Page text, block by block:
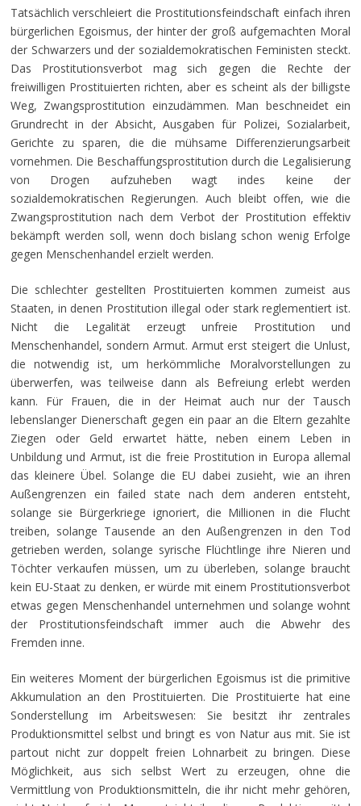
Tatsächlich verschleiert die Prostitutionsfeindschaft einfach ihren
bürgerlichen Egoismus, der hinter der groß aufgemachten Moral
der Schwarzers und der sozialdemokratischen Feministen steckt.
Das Prostitutionsverbot mag sich gegen die Rechte der
freiwilligen Prostituierten richten, aber es scheint als der billigste
Weg, Zwangsprostitution einzudämmen. Man beschneidet ein
Grundrecht in der Absicht, Ausgaben für Polizei, Sozialarbeit,
Gerichte zu sparen, die die mühsame Differenzierungsarbeit
vornehmen. Die Beschaffungsprostitution durch die Legalisierung
von Drogen aufzuheben wagt indes keine der
sozialdemokratischen Regierungen. Auch bleibt offen, wie die
Zwangsprostitution nach dem Verbot der Prostitution effektiv
bekämpft werden soll, wenn doch bislang schon wenig Erfolge
gegen Menschenhandel erzielt werden.
Die schlechter gestellten Prostituierten kommen zumeist aus
Staaten, in denen Prostitution illegal oder stark reglementiert ist.
Nicht die Legalität erzeugt unfreie Prostitution und
Menschenhandel, sondern Armut. Armut erst steigert die Unlust,
die notwendig ist, um herkömmliche Moralvorstellungen zu
überwerfen, was teilweise dann als Befreiung erlebt werden
kann. Für Frauen, die in der Heimat auch nur der Tausch
lebenslanger Dienerschaft gegen ein paar an die Eltern gezahlte
Ziegen oder Geld erwartet hätte, neben einem Leben in
Unbildung und Armut, ist die freie Prostitution in Europa allemal
das kleinere Übel. Solange die EU dabei zusieht, wie an ihren
Außengrenzen ein failed state nach dem anderen entsteht,
solange sie Bürgerkriege ignoriert, die Millionen in die Flucht
treiben, solange Tausende an den Außengrenzen in den Tod
getrieben werden, solange syrische Flüchtlinge ihre Nieren und
Töchter verkaufen müssen, um zu überleben, solange braucht
kein EU-Staat zu denken, er würde mit einem Prostitutionsverbot
etwas gegen Menschenhandel unternehmen und solange wohnt
der Prostitutionsfeindschaft immer auch die Abwehr des
Fremden inne.
Ein weiteres Moment der bürgerlichen Egoismus ist die primitive
Akkumulation an den Prostituierten. Die Prostituierte hat eine
Sonderstellung im Arbeitswesen: Sie besitzt ihr zentrales
Produktionsmittel selbst und bringt es von Natur aus mit. Sie ist
partout nicht zur doppelt freien Lohnarbeit zu bringen. Diese
Möglichkeit, aus sich selbst Wert zu erzeugen, ohne die
Vermittlung von Produktionsmitteln, die ihr nicht mehr gehören,